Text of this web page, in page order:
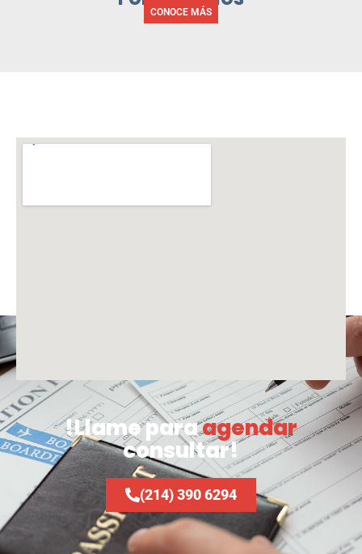
CONOCE MÁS
!Llame paraagendar
consultar!
(214) 390 6294